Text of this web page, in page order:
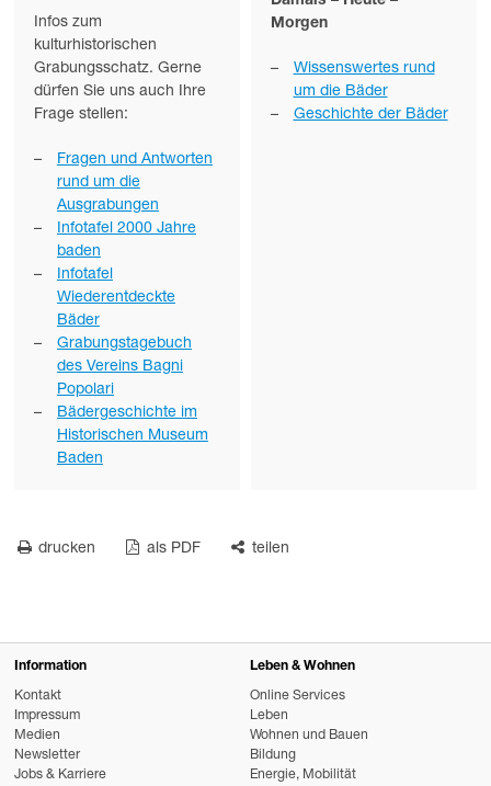
Infos zum
kulturhistorischen
Grabungsschatz. Gerne
dürfen Sie uns auch Ihre
Frage stellen:
Fragen und Antworten
rund um die
Ausgrabungen
Infotafel 2000 Jahre
baden
Infotafel
Wiederentdeckte
Bäder
Grabungstagebuch
des Vereins Bagni
Popolari
Bädergeschichte im
Historischen Museum
Baden
Morgen
Wissenswertes rund
um die Bäder
Geschichte der Bäder
drucken als PDF teilen
Information
Kontakt
Impressum
Medien
Newsletter
Jobs & Karriere
Leben & Wohnen
Online Services
Leben
Wohnen und Bauen
Bildung
Energie, Mobilität